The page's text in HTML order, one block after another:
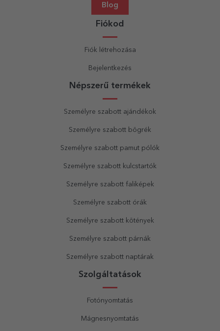
Blog
Fiókod
Fiók létrehozása
Bejelentkezés
Népszerű termékek
Személyre szabott ajándékok
Személyre szabott bögrék
Személyre szabott pamut pólók
Személyre szabott kulcstartók
Személyre szabott faliképek
Személyre szabott órák
Személyre szabott kötények
Személyre szabott párnák
Személyre szabott naptárak
Szolgáltatások
Fotónyomtatás
Mágnesnyomtatás